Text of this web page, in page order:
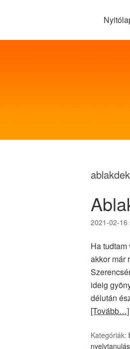
2021-02-16
Ha
akkor már
ideig
délután
[Tovább…]
Kategóriák:
nyelvtanulás